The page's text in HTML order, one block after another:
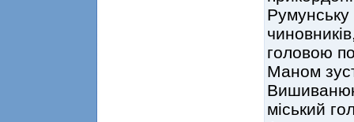
Румунську
головою
Маном
міський